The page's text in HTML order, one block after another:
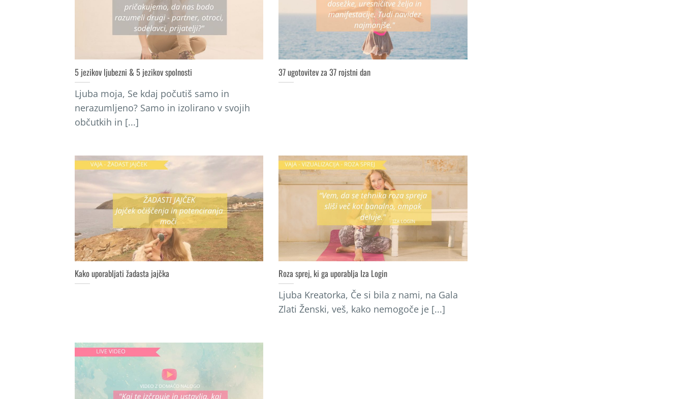
5 jezikov ljubezni & 5 jezikov spolnosti
Ljuba moja, Se kdaj počutiš samo in
nerazumljeno? Samo in izolirano v svojih
občutkih in [...]
37 ugotovitev za 37 rojstni dan
Kako uporabljati žadasta jajčka Roza sprej, ki ga uporablja Iza Login
Ljuba Kreatorka, Če si bila z nami, na Gala
Zlati Ženski, veš, kako nemogoče je [...]